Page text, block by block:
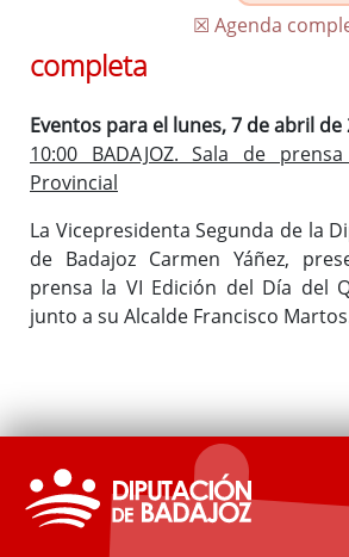
☒ Agenda
completa
Eventos para el lunes, 7 de abril de
10:00 BADAJOZ. Sala de
Provincial
La Vicepresidenta Segunda de la
de Badajoz Carmen Yáñez,
prensa la VI Edición del Día del
junto a su Alcalde Francisco